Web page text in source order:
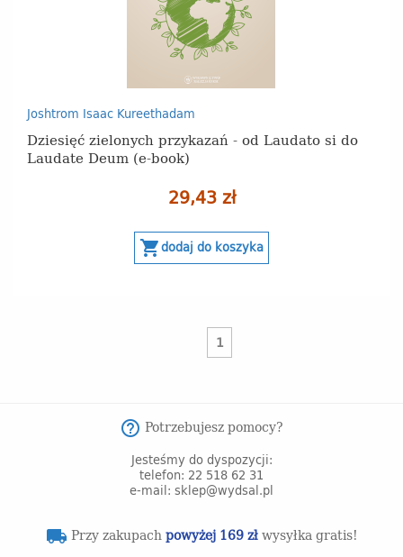
Joshtrom Isaac Kureethadam
Dziesięć zielonych przykazań - od Laudato si do
Laudate Deum (e-book)
29,43 zł
shopping_cartdodaj do koszyka
1
help_outline Potrzebujesz pomocy?
Jesteśmy do dyspozycji:
telefon: 22 518 62 31
e-mail: sklep@wydsal.pl
local_shipping Przy zakupachpowyżej 169 złwysyłka gratis!